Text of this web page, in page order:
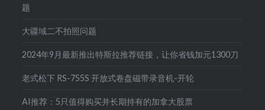
题
大疆域二不拍照问题
2024年9月最新推出特斯拉推荐链接，让你省钱加元1300刀
老式松下 RS-755S 开放式卷盘磁带录音机-开轮
AI推荐：5只值得购买并长期持有的加拿大股票